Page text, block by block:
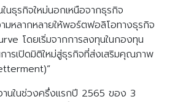
นธุรกิจใหม่นอกเหนือจากธุรกิจ
มหลากหลายให้พอร์ตฟอลิโอทางธุรกิจ
โดยเริ่มจากการลงทุนในกองทุน
ารเปิดมิติใหม่สู่ธุรกิจที่ส่งเสริมคุณภาพ
านในช่วงครึ่งแรกปี 2565 ของ 3